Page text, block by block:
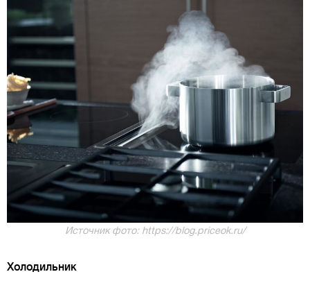
Источник фото: https://blog.priceok.ru/
Холодильник